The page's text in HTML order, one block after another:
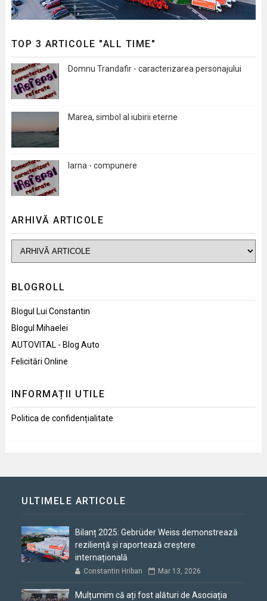
TOP 3 ARTICOLE "ALL TIME"
Domnu Trandafir - caracterizarea personajului
Marea, simbol al iubirii eterne
Iarna - compunere
ARHIVĂ ARTICOLE
BLOGROLL
Blogul Lui Constantin
Blogul Mihaelei
AUTOVITAL - Blog Auto
Felicitări Online
INFORMAȚII UTILE
Politica de confidențialitate
ULTIMELE ARTICOLE
Bilanț 2025: Gebrüder Weiss demonstrează
reziliență și raportează creștere
internațională
Constantin Hriban Mar 13, 2026
Mulțumim că ați fost alături de Asociația